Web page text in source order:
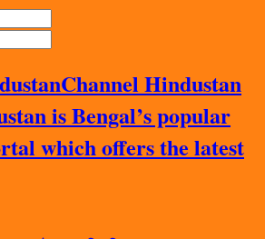
Channel Hindustan
is Bengal’s popular
which offers the latest